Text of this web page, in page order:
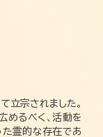
立宗されました。
めるべく、活動を
た霊的な存在であ